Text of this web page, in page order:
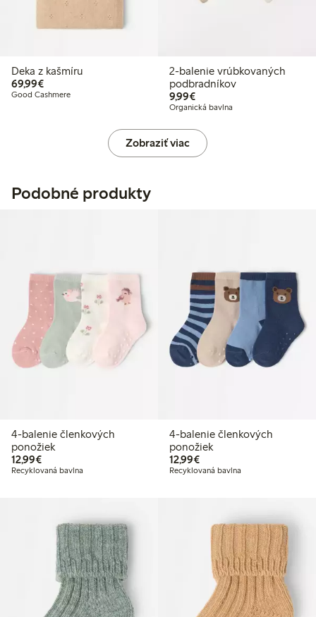
Deka z kašmíru
69,99€69,99 €
Good Cashmere
2-balenie vrúbkovaných
podbradníkov
9,99€9,99 €
Organická bavlna
Zobraziť viac
Podobné produkty
4-balenie členkových
ponožiek
12,99€12,99 €
Recyklovaná bavlna
4-balenie členkových
ponožiek
12,99€12,99 €
Recyklovaná bavlna